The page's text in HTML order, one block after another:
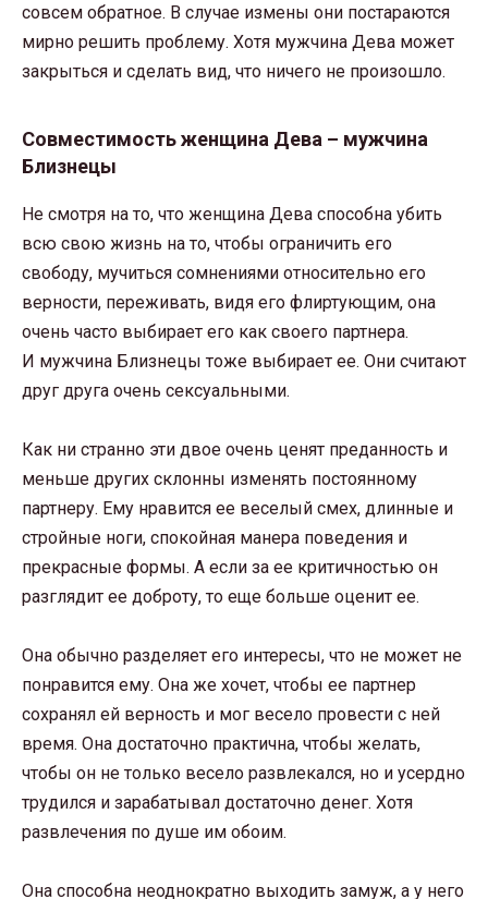
совсем обратное. В случае измены они постараются
мирно решить проблему. Хотя мужчина Дева может
закрыться и сделать вид, что ничего не произошло.
Совместимость женщина Дева – мужчина
Близнецы
Не смотря на то, что женщина Дева способна убить
всю свою жизнь на то, чтобы ограничить его
свободу, мучиться сомнениями относительно его
верности, переживать, видя его флиртующим, она
очень часто выбирает его как своего партнера.
И мужчина Близнецы тоже выбирает ее. Они считают
друг друга очень сексуальными.
Как ни странно эти двое очень ценят преданность и
меньше других склонны изменять постоянному
партнеру. Ему нравится ее веселый смех, длинные и
стройные ноги, спокойная манера поведения и
прекрасные формы. А если за ее критичностью он
разглядит ее доброту, то еще больше оценит ее.
Она обычно разделяет его интересы, что не может не
понравится ему. Она же хочет, чтобы ее партнер
сохранял ей верность и мог весело провести с ней
время. Она достаточно практична, чтобы желать,
чтобы он не только весело развлекался, но и усердно
трудился и зарабатывал достаточно денег. Хотя
развлечения по душе им обоим.
Она способна неоднократно выходить замуж, а у него